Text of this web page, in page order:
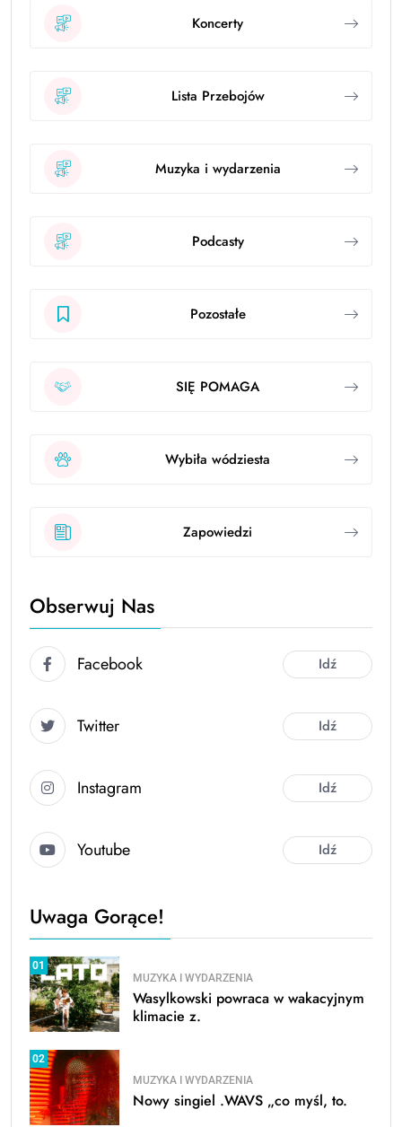
Koncerty
Lista Przebojów
Muzyka i wydarzenia
Podcasty
Pozostałe
SIĘ POMAGA
Wybiła wódziesta
Zapowiedzi
Obserwuj Nas
Facebook Idź
Twitter Idź
Instagram Idź
Youtube Idź
Uwaga Gorące!
01
MUZYKA I WYDARZENIA
Wasylkowski powraca w wakacyjnym
klimacie z.
02
MUZYKA I WYDARZENIA
Nowy singiel .WAVS „co myśl, to.